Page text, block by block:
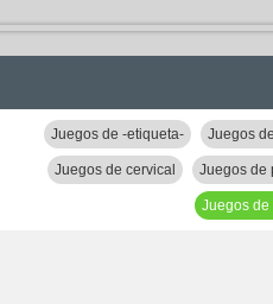
Juegos de -etiqueta- Juegos
Juegos de cervical Juegos de
Juegos